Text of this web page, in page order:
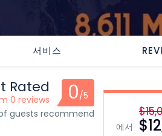
서비스
Rated
0 reviews 0/5
guests recommend
에서